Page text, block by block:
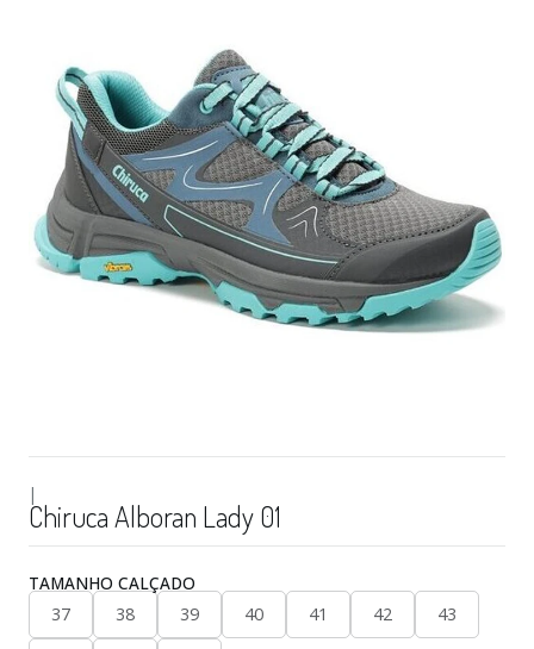
|
Chiruca Alboran Lady 01
TAMANHO CALÇADO
37
38 39 40 41 42 43